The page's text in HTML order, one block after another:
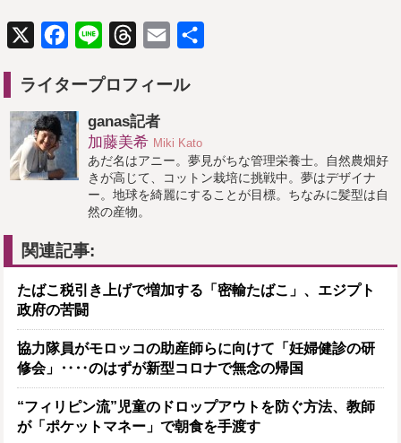
X Facebook
Line ThreadsEmail
ライタープロフィール
ganas記者
加藤美希 Miki Kato
あだ名はアニー。夢見がちな管理栄養士。自然農畑好
きが高じて、コットン栽培に挑戦中。夢はデザイナ
ー。地球を綺麗にすることが目標。ちなみに髪型は自
然の産物。
関連記事:
たばこ税引き上げで増加する「密輸たばこ」、エジプト
政府の苦闘
協力隊員がモロッコの助産師らに向けて「妊婦健診の研
修会」‥‥のはずが新型コロナで無念の帰国
“フィリピン流”児童のドロップアウトを防ぐ方法、教師
が「ポケットマネー」で朝食を手渡す